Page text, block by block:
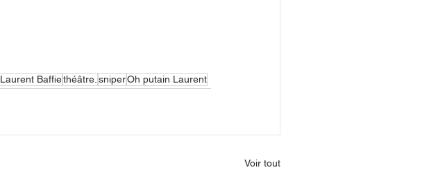
Laurent Baffiethéâtre.sniperOh putain Laurent
Voir tout